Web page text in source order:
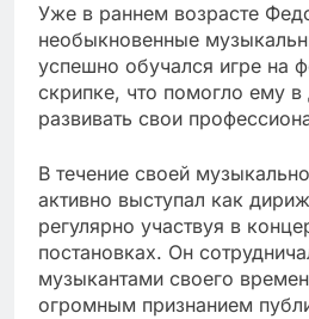
Уже в раннем возрасте
необыкновенные
успешно обучался игре на
скрипке, что помогло ему
развивать свои
В течение своей
активно выступал как
регулярно участвуя в
постановках. Он
музыкантами своего
огромным признанием